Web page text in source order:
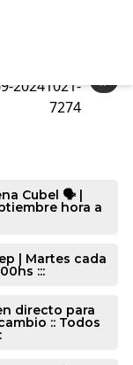
»
20241021-
7274
Cubel 🗣️ |
hora a
| Martes cada
:::
directo para
:: Todos